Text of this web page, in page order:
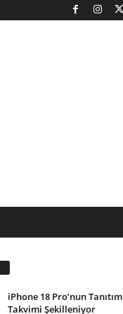
iPhone 18 Pro’nun Tanıtım
Takvimi Şekilleniyor